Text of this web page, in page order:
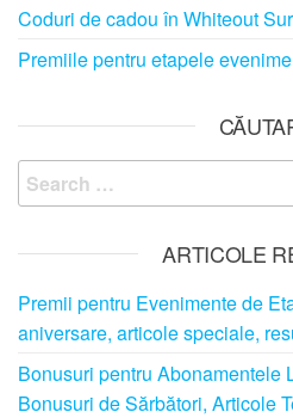
Coduri de cadou în Whiteout
Premiile pentru etapele
Search
for:
ARTICOLE
Premii pentru Evenimente de
aniversare, articole speciale,
Bonusuri pentru Abonamentele
Bonusuri de Sărbători, Articole